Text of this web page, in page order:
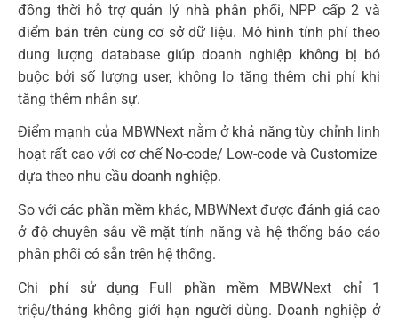
đồng thời hỗ trợ quản lý nhà phân phối, NPP cấp 2 và
điểm bán trên cùng cơ sở dữ liệu. Mô hình tính phí theo
dung lượng database giúp doanh nghiệp không bị bó
buộc bởi số lượng user, không lo tăng thêm chi phí khi
tăng thêm nhân sự.
Điểm mạnh của MBWNext nằm ở khả năng tùy chỉnh linh
hoạt rất cao với cơ chế No-code/ Low-code và Customize
dựa theo nhu cầu doanh nghiệp.
So với các phần mềm khác, MBWNext được đánh giá cao
ở độ chuyên sâu về mặt tính năng và hệ thống báo cáo
phân phối có sẵn trên hệ thống.
Chi phí sử dụng Full phần mềm MBWNext chỉ 1
triệu/tháng không giới hạn người dùng. Doanh nghiệp ở